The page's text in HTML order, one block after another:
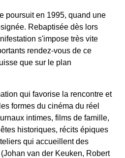
poursuit en 1995, quand une
Rebaptisée dès lors
s'impose très vite
rendez-vous de ce
que sur le plan
qui favorise la rencontre et
formes du cinéma du réel
intimes, films de famille,
historiques, récits épiques
qui accueillent des
van der Keuken, Robert